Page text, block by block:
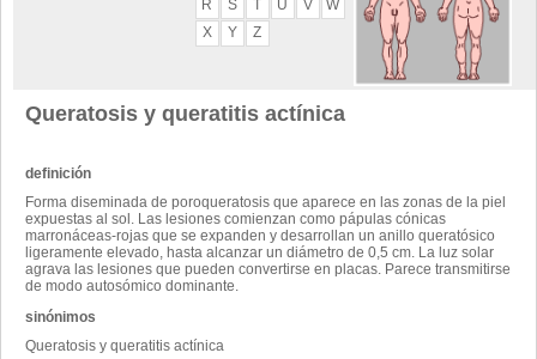
R
S T U V
W
X
Y Z
Queratosis y queratitis actínica
definición
Forma diseminada de poroqueratosis que aparece en las zonas de la piel
expuestas al sol. Las lesiones comienzan como pápulas cónicas
marronáceas-rojas que se expanden y desarrollan un anillo queratósico
ligeramente elevado, hasta alcanzar un diámetro de 0,5 cm. La luz solar
agrava las lesiones que pueden convertirse en placas. Parece transmitirse
de modo autosómico dominante.
sinónimos
Queratosis y queratitis actínica